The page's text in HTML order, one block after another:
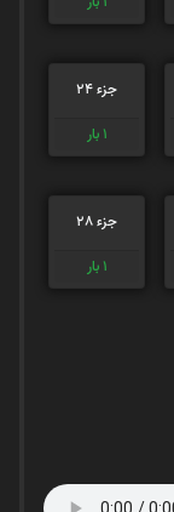
جزء 24
1بار
جزء 28
1بار